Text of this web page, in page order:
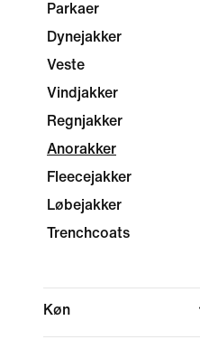
Parkaer
Dynejakker
Veste
Vindjakker
Regnjakker
Anorakker
Fleecejakker
Løbejakker
Trenchcoats
Køn